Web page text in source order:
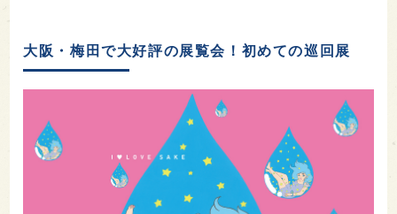
大阪・梅田で大好評の展覧会！初めての巡回展